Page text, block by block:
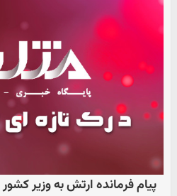
پیام فرمانده ارتش به وزیر کشور